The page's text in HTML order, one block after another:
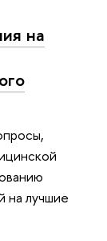
на
на лучшие